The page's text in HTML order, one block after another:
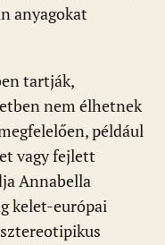
anyagokat
tartják,
nem élhetnek
például
vagy fejlett
Annabella
kelet-európai